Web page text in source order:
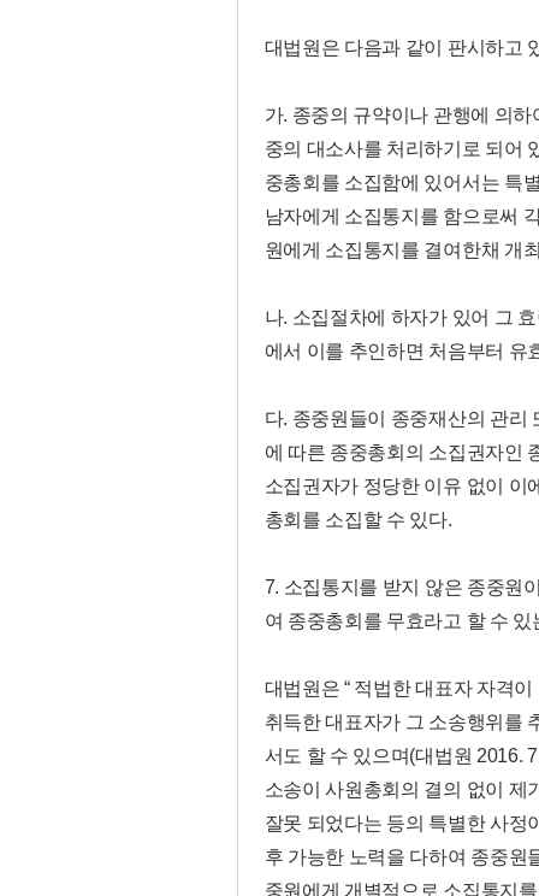
대법원은 다음과 같이 판시하고
가. 종중의 규약이나 관행에 의
중의 대소사를 처리하기로 되어
중총회를 소집함에 있어서는 특
남자에게 소집통지를 함으로써
원에게 소집통지를 결여한채 개
나. 소집절차에 하자가 있어 그
에서 이를 추인하면 처음부터 유
다. 종중원들이 종중재산의 관리
에 따른 종중총회의 소집권자인
소집권자가 정당한 이유 없이 이
총회를 소집할 수 있다.
7. 소집통지를 받지 않은 종중원
여 종중총회를 무효라고 할 수 있
대법원은 “ 적법한 대표자 자격
취득한 대표자가 그 소송행위를
서도 할 수 있으며(대법원 2016.
소송이 사원총회의 결의 없이 제
잘못 되었다는 등의 특별한 사정
후 가능한 노력을 다하여 종중원
중원에게 개별적으로 소집통지